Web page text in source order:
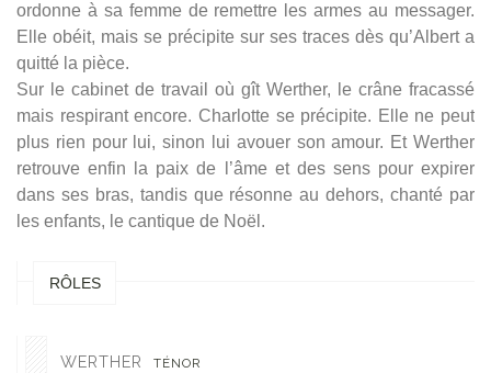
ordonne à sa femme de remettre les armes au messager.
Elle obéit, mais se précipite sur ses traces dès qu’Albert a
quitté la pièce.
Sur le cabinet de travail où gît Werther, le crâne fracassé
mais respirant encore. Charlotte se précipite. Elle ne peut
plus rien pour lui, sinon lui avouer son amour. Et Werther
retrouve enfin la paix de l’âme et des sens pour expirer
dans ses bras, tandis que résonne au dehors, chanté par
les enfants, le cantique de Noël.
RÔLES
WERTHER TÉNOR